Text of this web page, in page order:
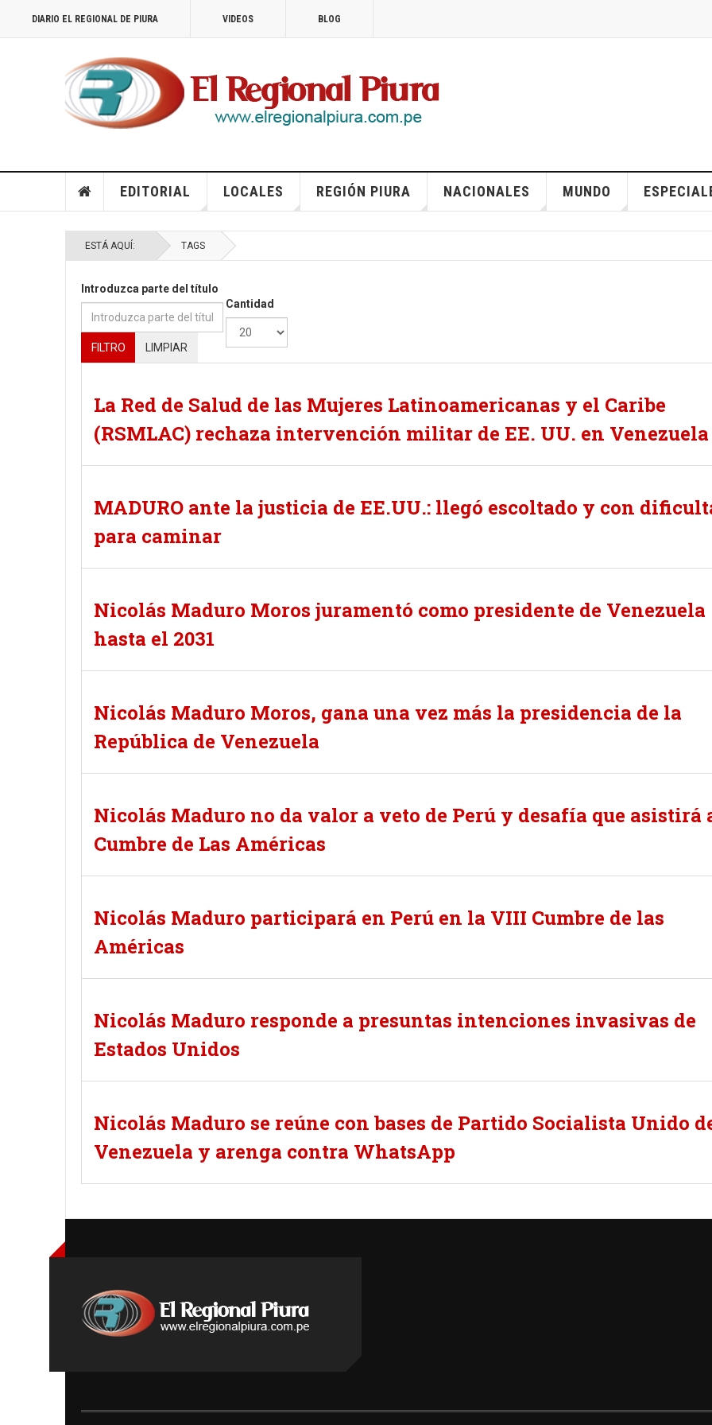
DIARIO EL REGIONAL DE PIURA VIDEOS BLOG
EDITORIAL LOCALES REGIÓN PIURA NACIONALES MUNDO
ESTÁ AQUÍ: TAGS
Introduzca parte del título
FILTRO LIMPIAR
Cantidad
La Red de Salud de las Mujeres Latinoamericanas y el Caribe
(RSMLAC) rechaza intervención militar de EE. UU. en Venezuela
MADURO ante la justicia de EE.UU.: llegó escoltado y con
para caminar
Nicolás Maduro Moros juramentó como presidente de Venezuela
hasta el 2031
Nicolás Maduro Moros, gana una vez más la presidencia de la
República de Venezuela
Nicolás Maduro no da valor a veto de Perú y desafía que asistirá
Cumbre de Las Américas
Nicolás Maduro participará en Perú en la VIII Cumbre de las
Américas
Nicolás Maduro responde a presuntas intenciones invasivas de
Estados Unidos
Nicolás Maduro se reúne con bases de Partido Socialista Unido
Venezuela y arenga contra WhatsApp